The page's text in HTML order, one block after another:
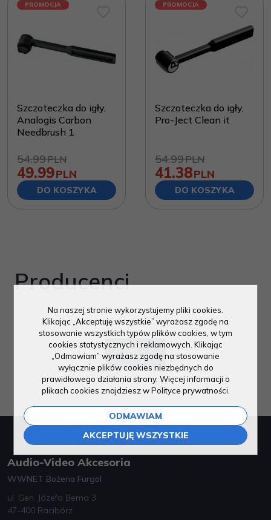
PROMOCJA
Szczoteczka do igły,
Analogis Carbon
Needbrush 1
54.99PLN
49.99PLN
DO KOSZYKA
PROMOCJA
Szczoteczka do igły,
Pro-Ject Clean it
54.99PLN
41.38PLN
DO KOSZYKA
Producenci
Audio-Video Akcesoria
WWNET Bożena Furgol
ul. Gen. Józefa Bema 3
47-400 Racibórz
Na naszej stronie wykorzystujemy pliki cookies.
Klikając „Akceptuję wszystkie” wyrażasz zgodę na
stosowanie wszystkich typów plików cookies, w tym
cookies statystycznych i reklamowych. Klikając
„Odmawiam” wyrażasz zgodę na stosowanie
wyłącznie plików cookies niezbędnych do
prawidłowego działania strony. Więcej informacji o
plikach cookies znajdziesz w Polityce prywatności.
ODMAWIAM
AKCEPTUJĘ WSZYSTKIE